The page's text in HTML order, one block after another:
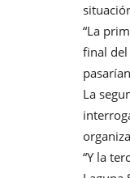
“La
final del
La
“Y la